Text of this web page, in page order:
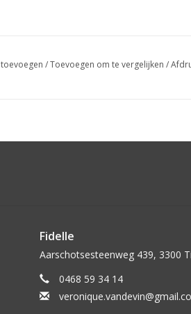
/Toevoegen om te vergelijken /
Fidelle
Aarschotsesteenweg 439, 3300
0468 59 34 14